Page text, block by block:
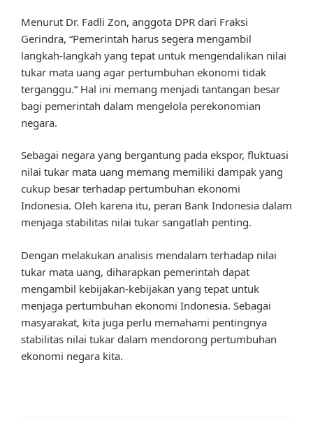
Menurut Dr. Fadli Zon, anggota DPR dari Fraksi
Gerindra, “Pemerintah harus segera mengambil
langkah-langkah yang tepat untuk mengendalikan nilai
tukar mata uang agar pertumbuhan ekonomi tidak
terganggu.” Hal ini memang menjadi tantangan besar
bagi pemerintah dalam mengelola perekonomian
negara.
Sebagai negara yang bergantung pada ekspor, fluktuasi
nilai tukar mata uang memang memiliki dampak yang
cukup besar terhadap pertumbuhan ekonomi
Indonesia. Oleh karena itu, peran Bank Indonesia dalam
menjaga stabilitas nilai tukar sangatlah penting.
Dengan melakukan analisis mendalam terhadap nilai
tukar mata uang, diharapkan pemerintah dapat
mengambil kebijakan-kebijakan yang tepat untuk
menjaga pertumbuhan ekonomi Indonesia. Sebagai
masyarakat, kita juga perlu memahami pentingnya
stabilitas nilai tukar dalam mendorong pertumbuhan
ekonomi negara kita.